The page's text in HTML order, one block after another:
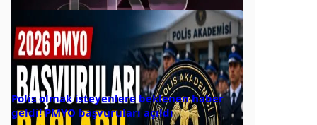
Polis olmak isteyenlere beklenen haber
geldi! PMYO başvuruları açıldı